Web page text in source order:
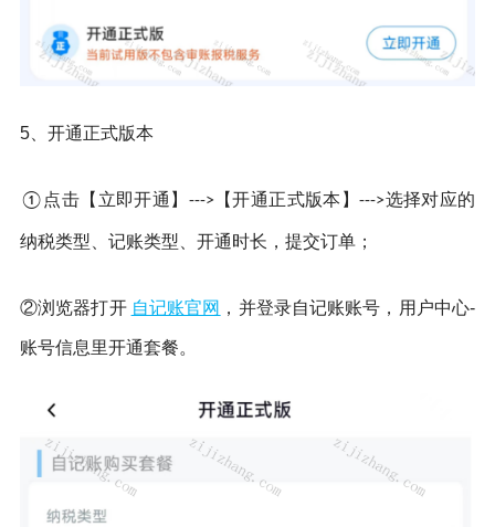
5、开通正式版本
①点击【立即开通】---> 【开通正式版本】--->选择对应的
纳税类型、记账类型、开通时长，提交订单；
②浏览器打开 自记账官网 ，并登录自记账账号，用户中心-
账号信息里开通套餐。